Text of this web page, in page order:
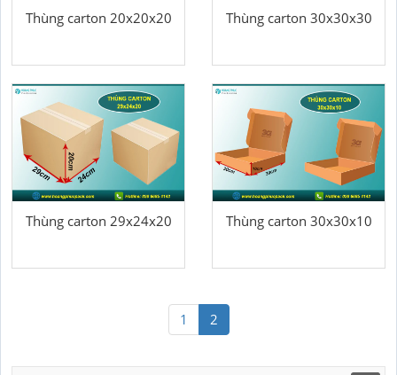
Thùng carton 20x20x20 Thùng carton 30x30x30
Thùng carton 29x24x20 Thùng carton 30x30x10
1 2